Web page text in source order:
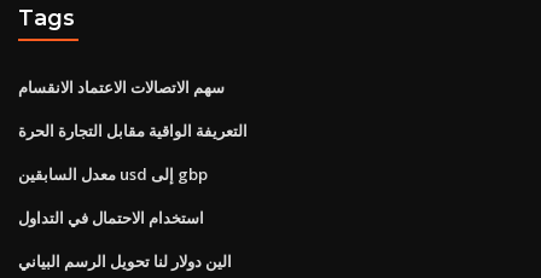
Tags
سهم الاتصالات الاعتماد الانقسام
التعريفة الواقية مقابل التجارة الحرة
معدل السابقين usd إلى gbp
استخدام الاحتمال في التداول
الين دولار لنا تحويل الرسم البياني